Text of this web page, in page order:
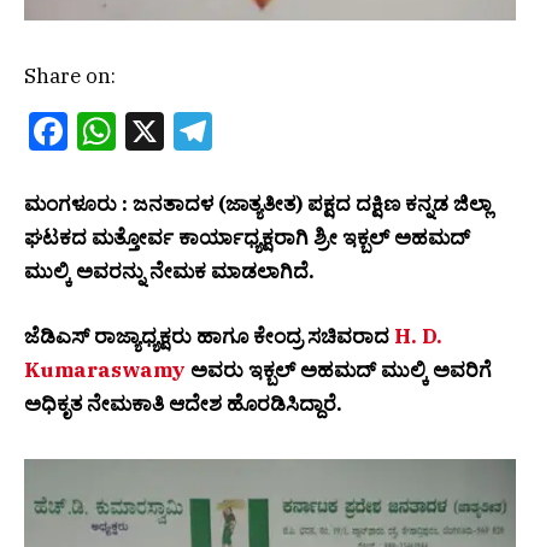
Share on:
Facebook
WhatsApp
X
ಮಂಗಳೂರು : ಜನತಾದಳ (ಜಾತ್ಯತೀತ) ಪಕ್ಷದ ದಕ್ಷಿಣ ಕನ್ನಡ ಜಿಲ್ಲಾ
ಘಟಕದ ಮತ್ತೋರ್ವ ಕಾರ್ಯಾಧ್ಯಕ್ಷರಾಗಿ ಶ್ರೀ ಇಕ್ಬಲ್ ಅಹಮದ್
ಮುಲ್ಕಿ ಅವರನ್ನು ನೇಮಕ ಮಾಡಲಾಗಿದೆ.
ಜೆಡಿಎಸ್ ರಾಜ್ಯಾಧ್ಯಕ್ಷರು ಹಾಗೂ ಕೇಂದ್ರ ಸಚಿವರಾದ H. D.
Kumaraswamy ಅವರು ಇಕ್ಬಲ್ ಅಹಮದ್ ಮುಲ್ಕಿ ಅವರಿಗೆ
ಅಧಿಕೃತ ನೇಮಕಾತಿ ಆದೇಶ ಹೊರಡಿಸಿದ್ದಾರೆ.